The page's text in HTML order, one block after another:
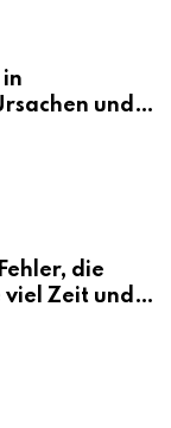
und
die
Zeit und